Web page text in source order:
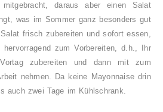
daraus aber einen Salat
was im Sommer ganz besonders gut
frisch zubereiten und sofort essen,
zum Vorbereiten, d.h., Ihr
zubereiten und dann mit zum
nehmen. Da keine Mayonnaise drin
auch zwei Tage im Kühlschrank.